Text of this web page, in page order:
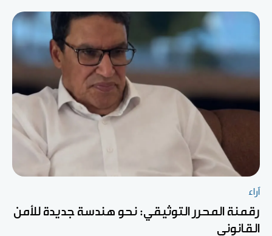
آراء
رقمنة المحرر التوثيقي: نحو هندسة جديدة للأمن
القانوني